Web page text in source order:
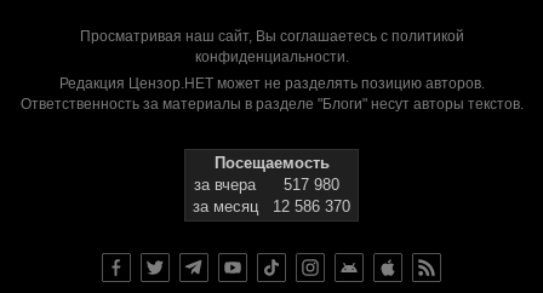
Просматривая наш сайт, Вы соглашаетесь с политикой
конфиденциальности.
Редакция Цензор.НЕТ может не разделять позицию авторов.
Ответственность за материалы в разделе "Блоги" несут авторы текстов.
Посещаемость
за вчера
517 980
за месяц
12 586 370